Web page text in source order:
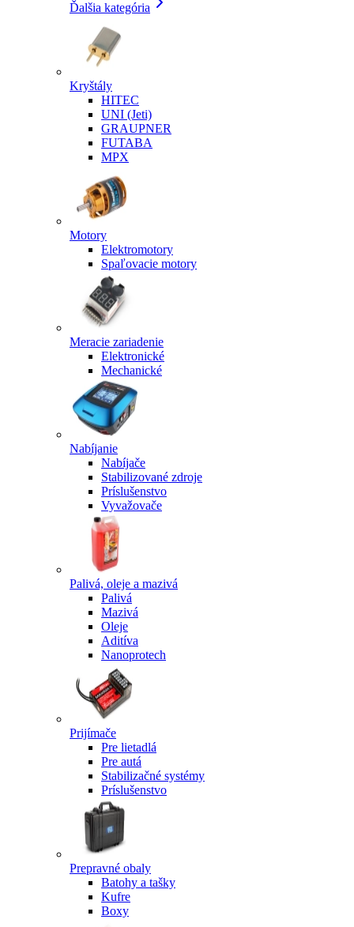
Ďalšia kategória
Kryštály
HITEC
UNI (Jeti)
GRAUPNER
FUTABA
MPX
Motory
Elektromotory
Spaľovacie motory
Meracie zariadenie
Elektronické
Mechanické
Nabíjanie
Nabíjače
Stabilizované zdroje
Príslušenstvo
Vyvažovače
Palivá, oleje a mazivá
Palivá
Mazivá
Oleje
Aditíva
Nanoprotech
Prijímače
Pre lietadlá
Pre autá
Stabilizačné systémy
Príslušenstvo
Prepravné obaly
Batohy a tašky
Kufre
Boxy